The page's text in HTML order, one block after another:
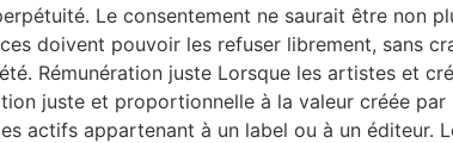
Le consentement ne saurait être non
doivent pouvoir les refuser librement, sans
Rémunération juste Lorsque les artistes et
juste et proportionnelle à la valeur créée
actifs appartenant à un label ou à un éditeur.